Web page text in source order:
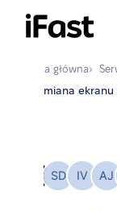
Strona główna›
Wymiana